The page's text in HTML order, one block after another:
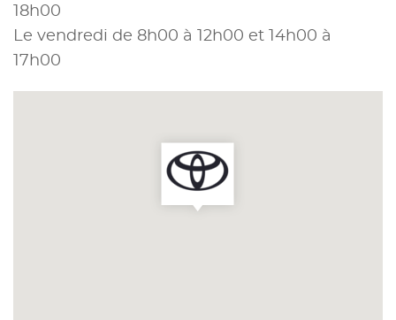
18h00
Le vendredi de 8h00 à 12h00 et 14h00 à
17h00